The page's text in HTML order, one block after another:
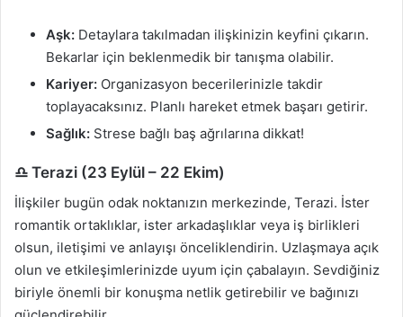
Aşk: Detaylara takılmadan ilişkinizin keyfini çıkarın.
Bekarlar için beklenmedik bir tanışma olabilir.
Kariyer: Organizasyon becerilerinizle takdir
toplayacaksınız. Planlı hareket etmek başarı getirir.
Sağlık: Strese bağlı baş ağrılarına dikkat!
♎ Terazi (23 Eylül – 22 Ekim)
İlişkiler bugün odak noktanızın merkezinde, Terazi. İster
romantik ortaklıklar, ister arkadaşlıklar veya iş birlikleri
olsun, iletişimi ve anlayışı önceliklendirin. Uzlaşmaya açık
olun ve etkileşimlerinizde uyum için çabalayın. Sevdiğiniz
biriyle önemli bir konuşma netlik getirebilir ve bağınızı